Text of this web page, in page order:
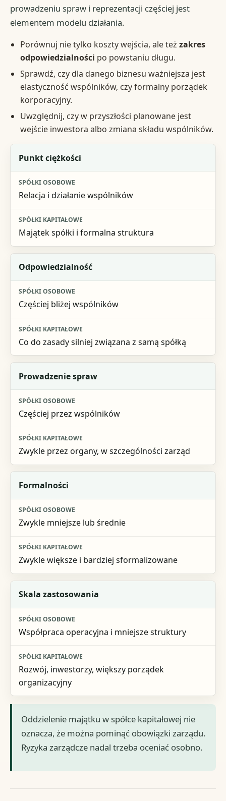
prowadzeniu spraw i reprezentacji częściej jest
elementem modelu działania.
Porównuj nie tylko koszty wejścia, ale też zakres
odpowiedzialności po powstaniu długu.
Sprawdź, czy dla danego biznesu ważniejsza jest
elastyczność wspólników, czy formalny porządek
korporacyjny.
Uwzględnij, czy w przyszłości planowane jest
wejście inwestora albo zmiana składu wspólników.
Kryterium
Spółki osobowe
Spółki kapitałowe
Punkt ciężkości
Relacja i działanie wspólników
Majątek spółki i formalna struktura
Odpowiedzialność
Częściej bliżej wspólników
Co do zasady silniej związana z samą spółką
Prowadzenie spraw
Częściej przez wspólników
Zwykle przez organy, w szczególności zarząd
Formalności
Zwykle mniejsze lub średnie
Zwykle większe i bardziej sformalizowane
Skala zastosowania
Współpraca operacyjna i mniejsze struktury
Rozwój, inwestorzy, większy porządek
organizacyjny
Oddzielenie majątku w spółce kapitałowej nie
oznacza, że można pominąć obowiązki zarządu.
Ryzyka zarządcze nadal trzeba oceniać osobno.